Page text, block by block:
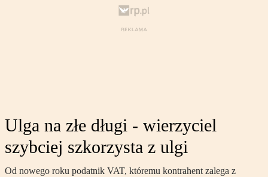
Ulga na złe długi - wierzyciel
szybciej szkorzysta z ulgi
Od nowego roku podatnik VAT, któremu kontrahent zalega z